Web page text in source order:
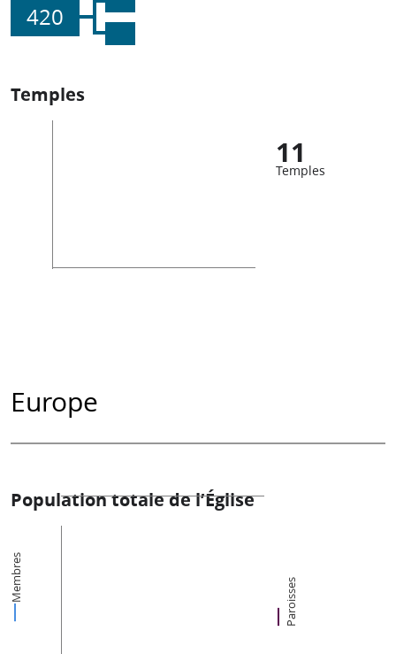
420
Temples
11
Temples
Europe
Population totale de l’Église
Membres Paroisses